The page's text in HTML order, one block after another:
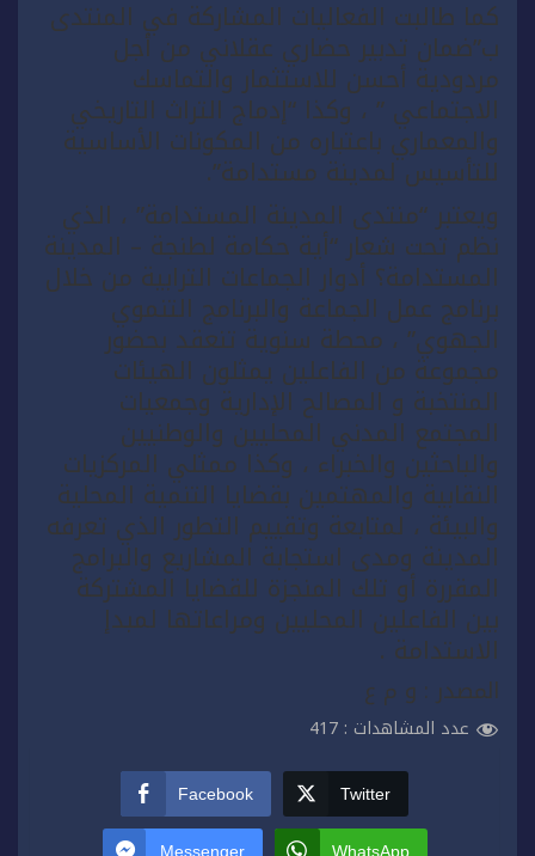
كما طالبت الفعاليات المشاركة في المنتدى
ب”ضمان تدبير حضاري عقلاني من أجل
مردودية أحسن للاستثمار والتماسك
الاجتماعي ” ، وكذا “إدماج التراث التاريخي
والمعماري باعتباره من المكونات الأساسية
للتأسيس لمدينة مستدامة”.
ويعتبر “منتدى المدينة المستدامة” ، الذي
نظم تحت شعار “أية حكامة لطنجة – المدينة
المستدامة؟ أدوار الجماعات الترابية من خلال
برنامج عمل الجماعة والبرنامج التنموي
الجهوي” ، محطة سنوية تنعقد بحضور
مجموعة من الفاعلين يمثلون الهيئات
المنتخبة و المصالح الإدارية وجمعيات
المجتمع المدني المحليين والوطنيين
والباحثين والخبراء ، وكذا ممثلي المركزيات
النقابية والمهتمين بقضايا التنمية المحلية
والبيئة ، لمتابعة وتقييم التطور الذي تعرفه
المدينة ومدى استجابة المشاريع والبرامج
المقررة أو تلك المنجزة للقضايا المشتركة
بين الفاعلين المحليين ومراعاتها لمبدإ
الاستدامة .
المصدر : و م ع
عدد المشاهدات : 417
Facebook Twitter
Messenger WhatsApp